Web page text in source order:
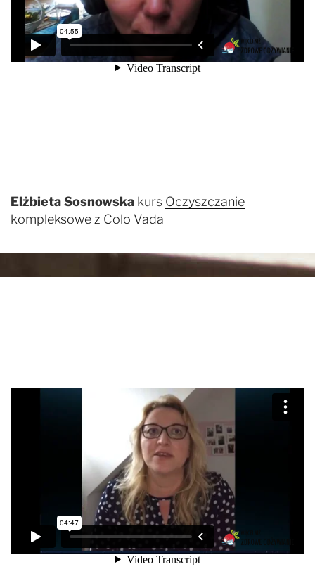
Elżbieta Sosnowska kurs Oczyszczanie
kompleksowe z Colo Vada